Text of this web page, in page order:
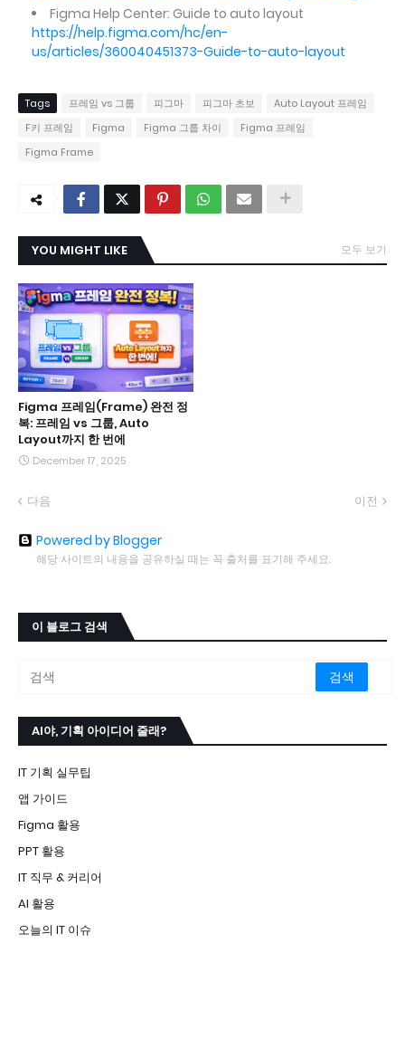
Figma Help Center: Guide to auto layout
https://help.figma.com/hc/en-
us/articles/360040451373-Guide-to-auto-layout
Tags 프레임 vs 그룹 피그마 피그마 초보
Auto Layout 프레임
F키 프레임
Figma Figma 그룹 차이
Figma 프레임
Figma Frame
YOU MIGHT LIKE 모두 보기
Figma 프레임(Frame) 완전 정
복: 프레임 vs 그룹, Auto
Layout까지 한 번에
December 17, 2025
다음 이전
Powered by Blogger
해당 사이트의 내용을 공유하실 때는 꼭 출처를 표기해 주세요.
이 블로그 검색
AI야, 기획 아이디어 줄래?
IT 기획 실무팁
앱 가이드
Figma 활용
PPT 활용
IT 직무 & 커리어
AI 활용
오늘의 IT 이슈